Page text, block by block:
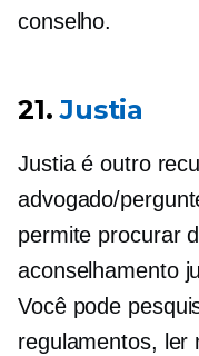
conselho.
21.Justia
Justia é outro
advogado/
permite procurar
aconselhamento
Você pode
regulamentos, ler